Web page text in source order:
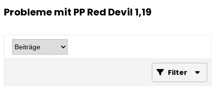
Probleme mit PP Red Devil 1,19
Filter